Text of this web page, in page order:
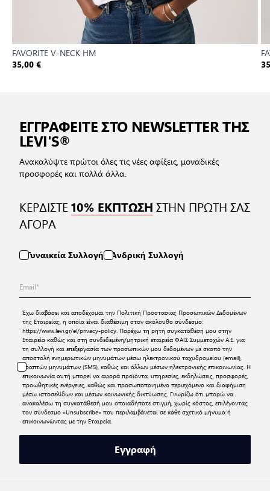
FAVORITE V-NECK HM
35,00 €
ΕΓΓΡΑΦΕΙΤΕ ΣΤΟ NEWSLETTER ΤΗΣ
LEVI'S®
Ανακαλύψτε πρώτοι όλες τις νέες αφίξεις, μοναδικές
προσφορές και πολλά άλλα.
ΚΕΡΔΙΣΤΕ10% ΕΚΠΤΩΣΗ ΣΤΗΝ ΠΡΩΤΗ ΣΑΣ
ΑΓΟΡΑ
Γυναικεία Συλλογή Ανδρική Συλλογή
Έχω διαβάσει και αποδέχομαι την Πολιτική Προστασίας Προσωπικών Δεδομένων
της Εταιρείας, η οποία είναι διαθέσιμη στον ακόλουθο σύνδεσμο:
https://www.levi.gr/el/privacy-policy. Παρέχω τη ρητή συγκατάθεσή μου στην
Εταιρεία καθώς και στη συνδεδεμένη/μητρική εταιρεία ΦΑΙΣ Συμμετοχών Α.Ε. για
τη συλλογή και επεξεργασία των προσωπικών μου δεδομένων με σκοπό την
αποστολή ενημερωτικών μηνυμάτων μέσω ηλεκτρονικού ταχυδρομείου (email),
γραπτών μηνυμάτων (SMS), καθώς και άλλων μέσων ηλεκτρονικής επικοινωνίας. Η
επικοινωνία αυτή μπορεί να αφορά προϊόντα, υπηρεσίες, εκδηλώσεις, προσφορές,
προωθητικές ενέργειες, καθώς και προσωποποιημένο περιεχόμενο και διαφήμιση
μέσω ιστοσελίδων και μέσων κοινωνικής δικτύωσης. Γνωρίζω ότι μπορώ να
ανακαλέσω τη συγκατάθεσή μου οποιαδήποτε στιγμή, χωρίς κόστος, επιλέγοντας
τον σύνδεσμο «Unsubscribe» που περιλαμβάνεται σε κάθε σχετικό μήνυμα ή
επικοινωνώντας με την Εταιρεία.
Εγγραφή